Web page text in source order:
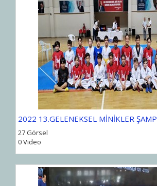
2022 13.GELENEKSEL MİNİKLER ŞAMP
27 Görsel
0 Video